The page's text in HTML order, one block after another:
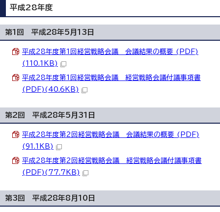
平成28年度
第1回 平成28年5月13日
平成28年度第1回経営戦略会議 会議結果の概要 (PDF)
(110.1KB)
平成28年度第1回経営戦略会議 経営戦略会議付議事項書
(PDF)(40.6KB)
第2回 平成28年5月31日
平成28年度第2回経営戦略会議 会議結果の概要 (PDF)
(91.1KB)
平成28年度第2回経営戦略会議 経営戦略会議付議事項書
(PDF)(77.7KB)
第3回 平成28年8月10日